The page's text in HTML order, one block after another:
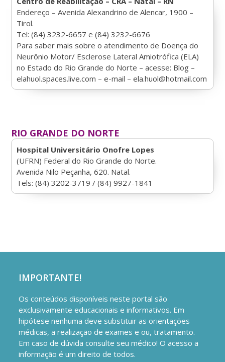
Endereço – Avenida Alexandrino de Alencar, 1900 –
Tirol.
Tel: (84) 3232-6657 e (84) 3232-6676
Para saber mais sobre o atendimento de Doença do
Neurônio Motor/ Esclerose Lateral Amiotrófica (ELA)
no Estado do Rio Grande do Norte – acesse: Blog –
elahuol.spaces.live.com – e-mail – ela.huol@hotmail.com
RIO GRANDE DO NORTE
Hospital Universitário Onofre Lopes
(UFRN) Federal do Rio Grande do Norte.
Avenida Nilo Peçanha, 620. Natal.
Tels: (84) 3202-3719 / (84) 9927-1841
IMPORTANTE!
Os conteúdos disponíveis neste portal são
exclusivamente educacionais e informativos. Em
hipótese nenhuma deve substituir as orientações
médicas, a realização de exames e ou, tratamento.
Em caso de dúvida consulte seu médico! O acesso a
informação é um direito de todos.